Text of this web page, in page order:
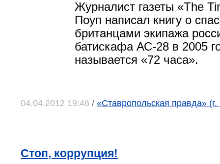
Журналист газеты «The
Поуп написал книгу о
британцами экипажа
батискафа АС-28 в 2005
называется «72 часа».
04.04.2012 19:46 / «Ставропольская правда»
Стоп, коррупция!